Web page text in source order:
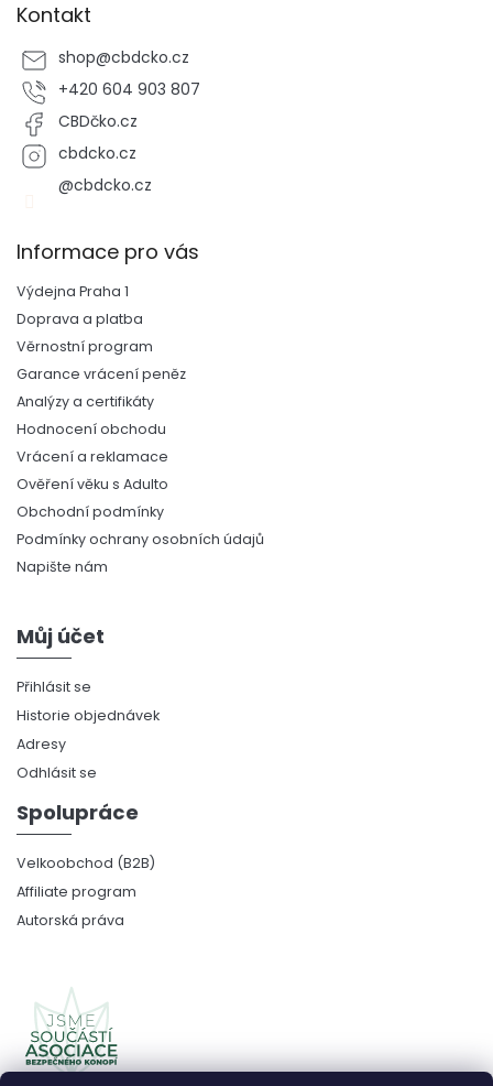
Kontakt
shop@cbdcko.cz
+420 604 903 807
CBDčko.cz
cbdcko.cz
@cbdcko.cz
Informace pro vás
Výdejna Praha 1
Doprava a platba
Věrnostní program
Garance vrácení peněz
Analýzy a certifikáty
Hodnocení obchodu
Vrácení a reklamace
Ověření věku s Adulto
Obchodní podmínky
Podmínky ochrany osobních údajů
Napište nám
Můj účet
Přihlásit se
Historie objednávek
Adresy
Odhlásit se
Spolupráce
Velkoobchod (B2B)
Affiliate program
Autorská práva